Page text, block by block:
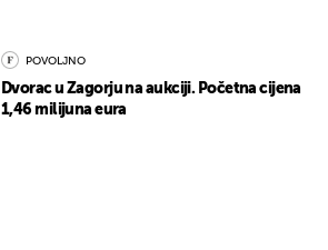
POVOLJNO
Dvorac u Zagorju na aukciji. Početna cijena
1,46 milijuna eura